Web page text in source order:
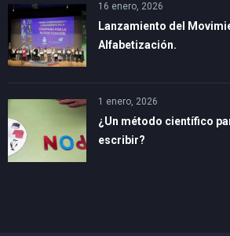
16 enero, 2026
Lanzamiento del
Alfabetización.
1 enero, 2026
¿Un método científico
escribir?